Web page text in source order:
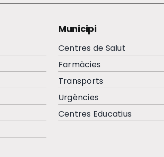
Municipi
Centres de Salut
Farmàcies
Transports
Urgències
Centres Educatius